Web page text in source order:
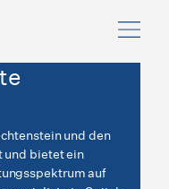
und den
und bietet ein
auf